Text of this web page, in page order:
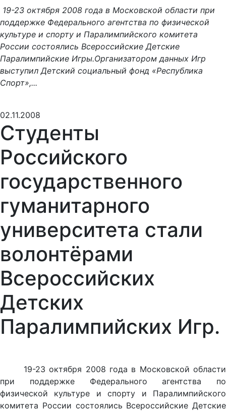
19-23 октября 2008 года в Московской области при
поддержке Федерального агентства по физической
культуре и спорту и Паралимпийского комитета
России состоялись Всероссийские Детские
Паралимпийские Игры.Организатором данных Игр
выступил Детский социальный фонд «Республика
Спорт»,...
02.11.2008
Студенты
Российского
государственного
гуманитарного
университета стали
волонтёрами
Всероссийских
Детских
Паралимпийских Игр.
19-23 октября 2008 года в Московской области
при поддержке Федерального агентства по
физической культуре и спорту и Паралимпийского
комитета России состоялись Всероссийские Детские